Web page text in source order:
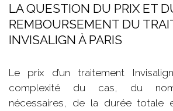
LA QUESTION DU PRIX ET
REMBOURSEMENT DU
INVISALIGN À PARIS
Le prix d’un traitement
complexité du cas, du
nécessaires, de la durée totale